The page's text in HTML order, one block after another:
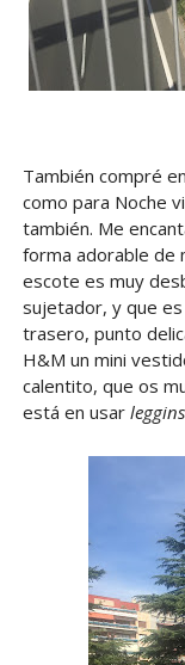
También compré
como para Noche
también. Me
forma adorable de
escote es muy
sujetador, y que
trasero, punto
H&M un mini
calentito, que os
está en usar leggins